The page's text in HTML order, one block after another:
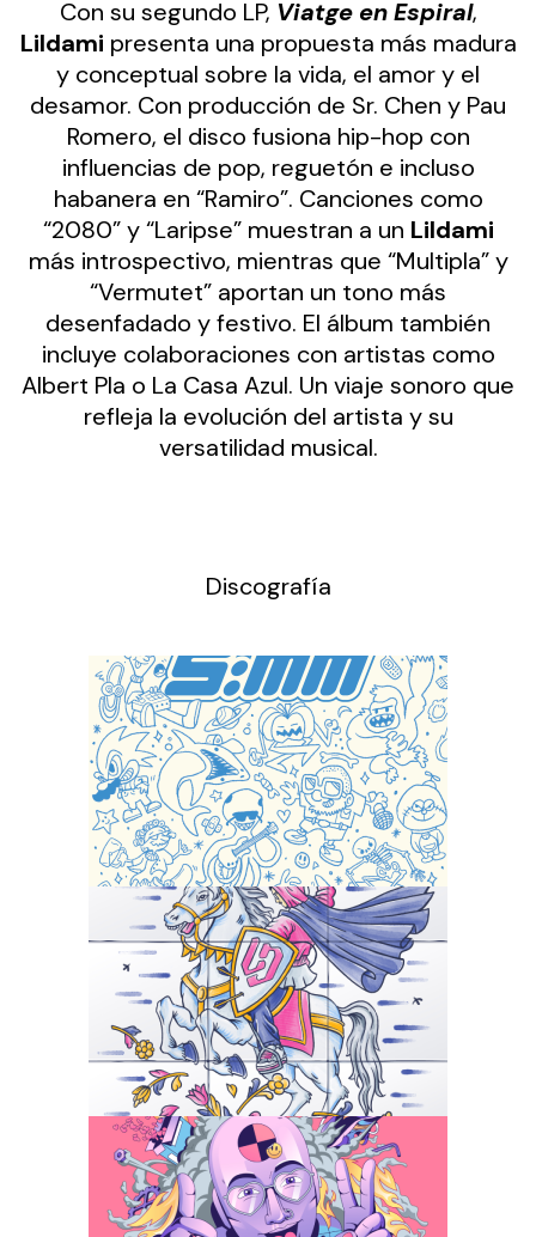
Con su segundo LP, Viatge en Espiral,
Lildami presenta una propuesta más madura
y conceptual sobre la vida, el amor y el
desamor. Con producción de Sr. Chen y Pau
Romero, el disco fusiona hip-hop con
influencias de pop, reguetón e incluso
habanera en “Ramiro”. Canciones como
“2080” y “Laripse” muestran a un Lildami
más introspectivo, mientras que “Multipla” y
“Vermutet” aportan un tono más
desenfadado y festivo. El álbum también
incluye colaboraciones con artistas como
Albert Pla o La Casa Azul. Un viaje sonoro que
refleja la evolución del artista y su
versatilidad musical.
Discografía